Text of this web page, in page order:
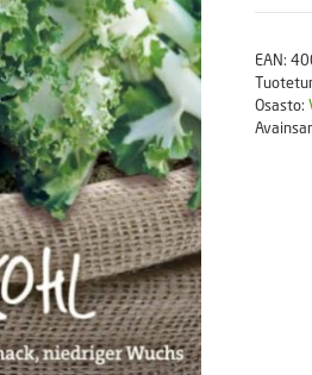
Ice
EAN:
Osasto: